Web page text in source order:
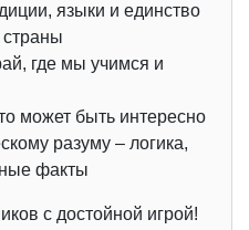
языки и единство
где мы учимся и
может быть интересно
разуму – логика,
факты
с достойной игрой!